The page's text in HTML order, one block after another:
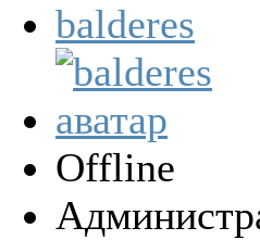
balderes
Offline